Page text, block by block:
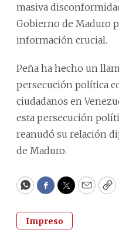
masiva
Gobierno de Maduro
información crucial.
Peña ha hecho un
persecución política
ciudadanos en
esta persecución
reanudó su relación
de Maduro.
WhatsApp
Facebook
Twitter
Email
Impreso